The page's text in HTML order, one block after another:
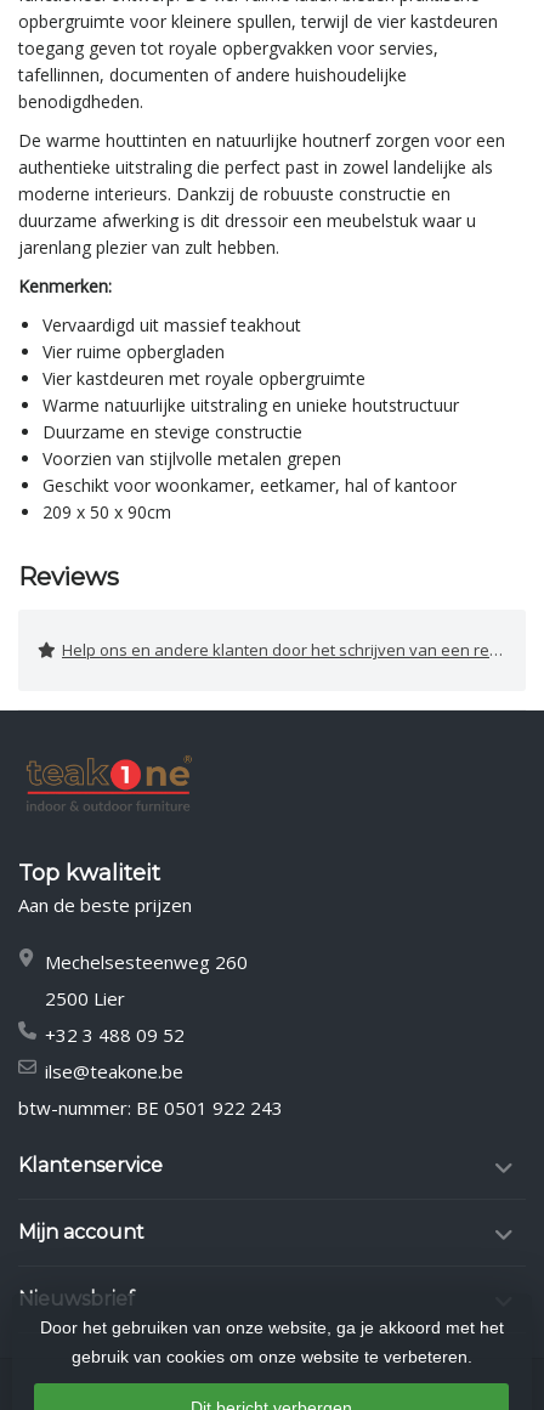
opbergruimte voor kleinere spullen, terwijl de vier kastdeuren
toegang geven tot royale opbergvakken voor servies,
tafellinnen, documenten of andere huishoudelijke
benodigdheden.
De warme houttinten en natuurlijke houtnerf zorgen voor een
authentieke uitstraling die perfect past in zowel landelijke als
moderne interieurs. Dankzij de robuuste constructie en
duurzame afwerking is dit dressoir een meubelstuk waar u
jarenlang plezier van zult hebben.
Kenmerken:
Vervaardigd uit massief teakhout
Vier ruime opbergladen
Vier kastdeuren met royale opbergruimte
Warme natuurlijke uitstraling en unieke houtstructuur
Duurzame en stevige constructie
Voorzien van stijlvolle metalen grepen
Geschikt voor woonkamer, eetkamer, hal of kantoor
209 x 50 x 90cm
Reviews
Help ons en andere klanten door het schrijven van een review
Top kwaliteit
Aan de beste prijzen
Mechelsesteenweg 260
2500 Lier
+32 3 488 09 52
ilse@teakone.be
btw-nummer: BE 0501 922 243
Klantenservice
Mijn account
Nieuwsbrief
Door het gebruiken van onze website, ga je akkoord met het
gebruik van cookies om onze website te verbeteren.